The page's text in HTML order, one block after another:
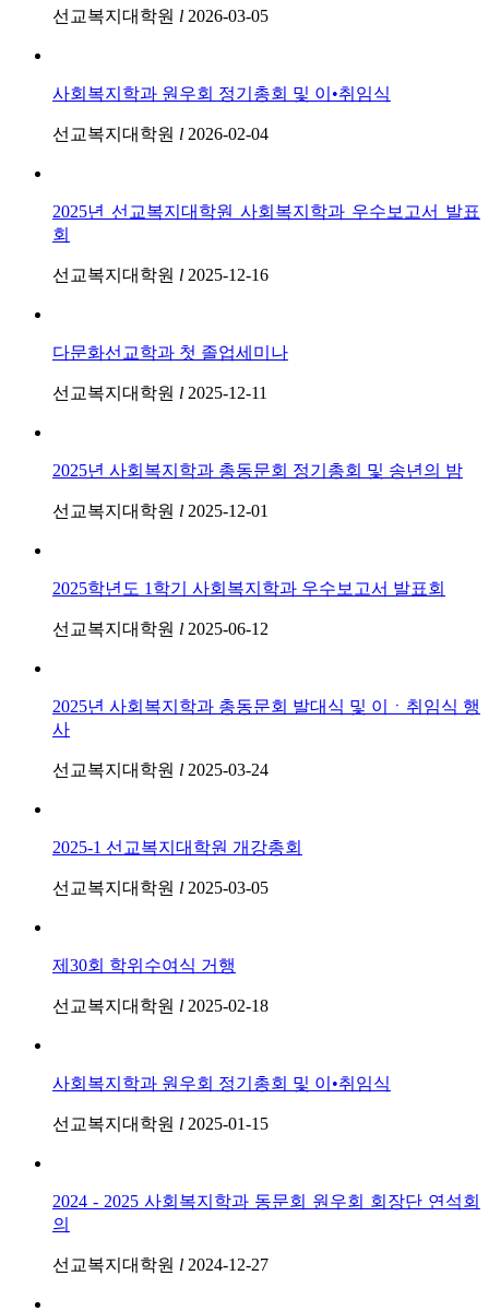
선교복지대학원 l 2026-03-05
사회복지학과 원우회 정기총회 및 이•취임식
선교복지대학원 l 2026-02-04
2025년 선교복지대학원 사회복지학과 우수보고서 발표
회
선교복지대학원 l 2025-12-16
다문화선교학과 첫 졸업세미나
선교복지대학원 l 2025-12-11
2025년 사회복지학과 총동문회 정기총회 및 송년의 밤
선교복지대학원 l 2025-12-01
2025학년도 1학기 사회복지학과 우수보고서 발표회
선교복지대학원 l 2025-06-12
2025년 사회복지학과 총동문회 발대식 및 이ㆍ취임식 행
사
선교복지대학원 l 2025-03-24
2025-1 선교복지대학원 개강총회
선교복지대학원 l 2025-03-05
제30회 학위수여식 거행
선교복지대학원 l 2025-02-18
사회복지학과 원우회 정기총회 및 이•취임식
선교복지대학원 l 2025-01-15
2024 - 2025 사회복지학과 동문회 원우회 회장단 연석회
의
선교복지대학원 l 2024-12-27